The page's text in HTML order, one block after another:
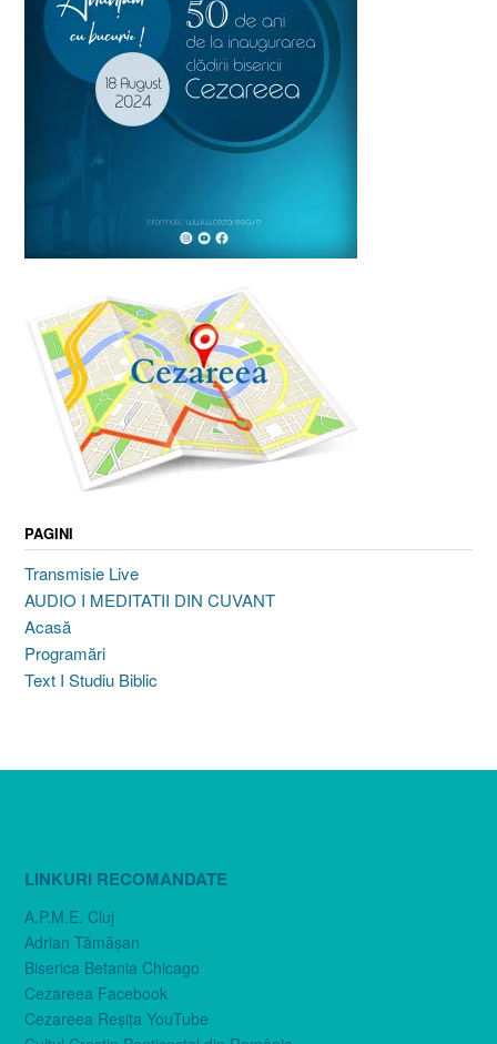
PAGINI
Transmisie Live
AUDIO I MEDITATII DIN CUVANT
Acasă
Programări
Text I Studiu Biblic
LINKURI RECOMANDATE
A.P.M.E. Cluj
Adrian Tămăşan
Biserica Betania Chicago
Cezareea Facebook
Cezareea Reşiţa YouTube